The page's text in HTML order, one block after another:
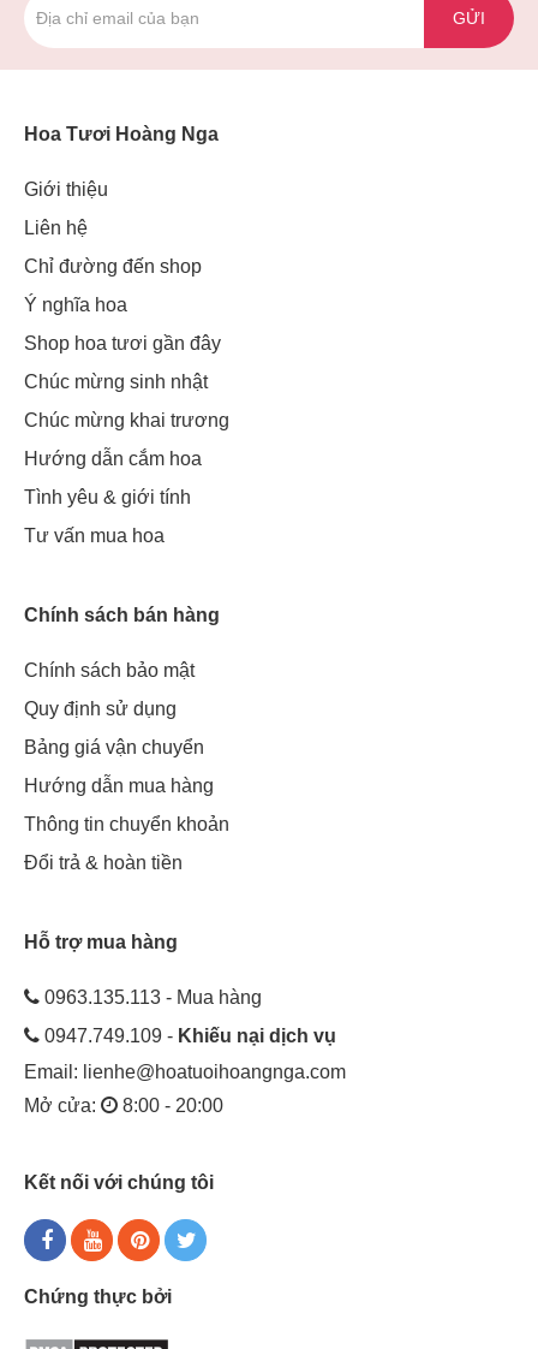
GỬI
Hoa Tươi Hoàng Nga
Giới thiệu
Liên hệ
Chỉ đường đến shop
Ý nghĩa hoa
Shop hoa tươi gần đây
Chúc mừng sinh nhật
Chúc mừng khai trương
Hướng dẫn cắm hoa
Tình yêu & giới tính
Tư vấn mua hoa
Chính sách bán hàng
Chính sách bảo mật
Quy định sử dụng
Bảng giá vận chuyển
Hướng dẫn mua hàng
Thông tin chuyển khoản
Đổi trả & hoàn tiền
Hỗ trợ mua hàng
0963.135.113 - Mua hàng
0947.749.109 - Khiếu nại dịch vụ
Email: lienhe@hoatuoihoangnga.com
Mở cửa:
8:00 - 20:00
Kết nối với chúng tôi
Chứng thực bởi